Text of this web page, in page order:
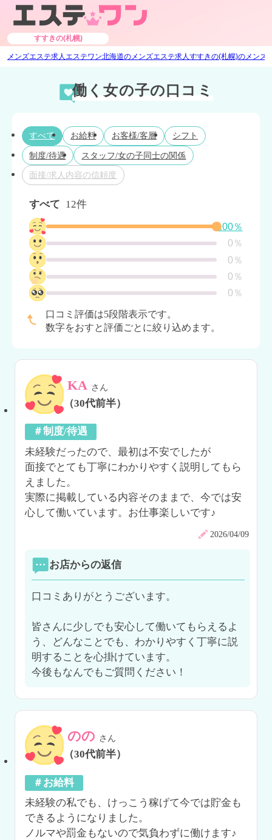
すすきの(札幌)
メンズエステ求人エステワン北海道のメンズエステ求人すすきの(札幌)のメンズ
働く女の子の口コミ
すべて お給料 お客様/客層 シフト
制度/待遇 スタッフ/女の子同士の関係
面接/求人内容の信頼度
すべて 12件
100％
0％
0％
0％
0％
口コミ評価は5段階表示です。
数字をおすと評価ごとに絞り込めます。
KA さん
（30代前半）
＃制度/待遇
未経験だったので、最初は不安でしたが
面接でとても丁寧にわかりやすく説明してもら
えました。
実際に掲載している内容そのままで、今では安
心して働いています。お仕事楽しいです♪
2026/04/09
お店からの返信
口コミありがとうございます。
皆さんに少しでも安心して働いてもらえるよ
う、どんなことでも、わかりやすく丁寧に説
明することを心掛けています。
今後もなんでもご質問ください！
のの さん
（30代前半）
＃お給料
未経験の私でも、けっこう稼げて今では貯金も
できるようになりました。
ノルマや罰金もないので気負わずに働けます♪